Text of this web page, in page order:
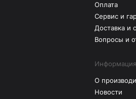
Оплата
Сервис и
Доставка и
Вопросы и
Информация
О
Новости